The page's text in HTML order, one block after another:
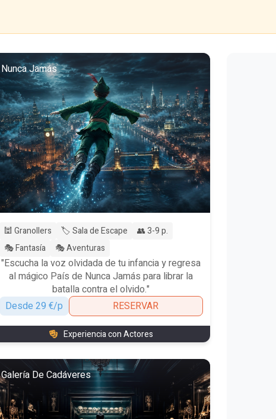
Nunca Jamás
🕍 Granollers 🏷️ Sala de Escape
👥 3-9 p.
🎭 Fantasía
🎭 Aventuras
"Escucha la voz olvidada de tu infancia y regresa
al mágico País de Nunca Jamás para librar la
batalla contra el olvido."
Desde 29 €/p
RESERVAR
Experiencia con Actores
Galería De Cadáveres